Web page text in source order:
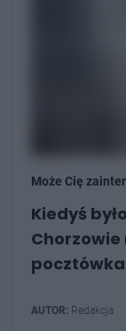
Może Cię
Kiedyś
AUTOR: Redakcja